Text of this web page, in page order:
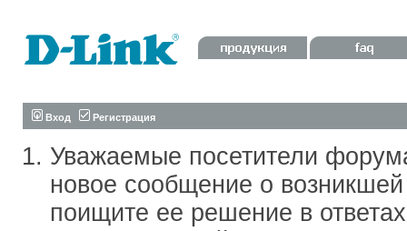
Вход Регистрация
Уважаемые посетители
новое сообщение о
поищите ее решение в